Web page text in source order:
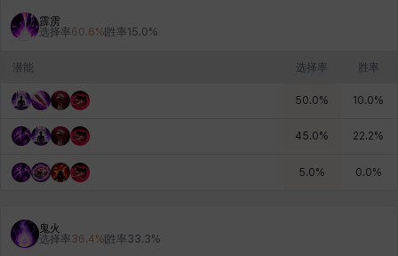
霹雳
选择率60.6% 胜率15.0%
潜能 选择率 胜率
50.0% 10.0%
45.0% 22.2%
5.0% 0.0%
鬼火
选择率36.4% 胜率33.3%